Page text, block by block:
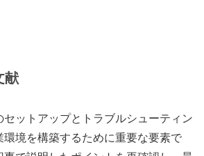
献
セットアップとトラブルシューティン
環境を構築するために重要な要素で